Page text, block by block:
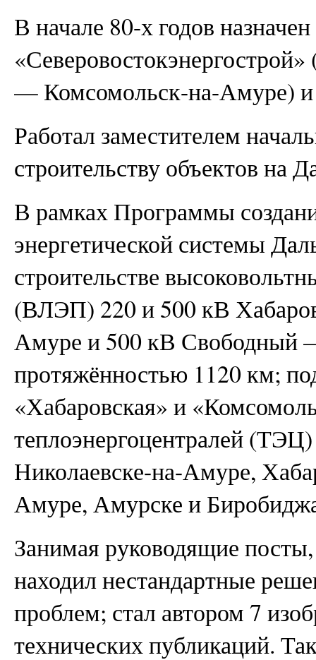
В начале 80-х годов
— Комсомольск-на-Амуре)
Работал заместителем
строительству объектов на
В рамках Программы
энергетической системы
строительстве
(ВЛЭП) 220 и 500 кВ
Амуре и 500 кВ Свободный
протяжённостью 1120 км;
«Хабаровская» и
теплоэнергоцентралей
Николаевске-на-Амуре,
Амуре, Амурске и
Занимая руководящие
находил нестандартные
проблем; стал автором 7
технических публикаций.